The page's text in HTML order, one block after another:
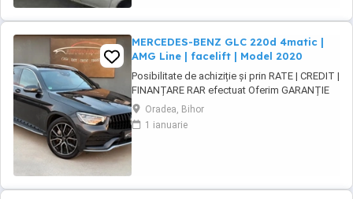
MERCEDES-BENZ GLC 220d 4matic |
AMG Line | facelift | Model 2020
Posibilitate de achiziție și prin RATE | CREDIT |
FINANȚARE RAR efectuat Oferim GARANȚIE
12 luni sau 10.000 km MERCEDES-BENZ GLC
220d 4MATIC AMG Line | facelift | Model 2020
Motor - 2.0 diesel 194cp. Euro 6 | 4Matic ( 4x4
Oradea, Bihor
1 ianuarie